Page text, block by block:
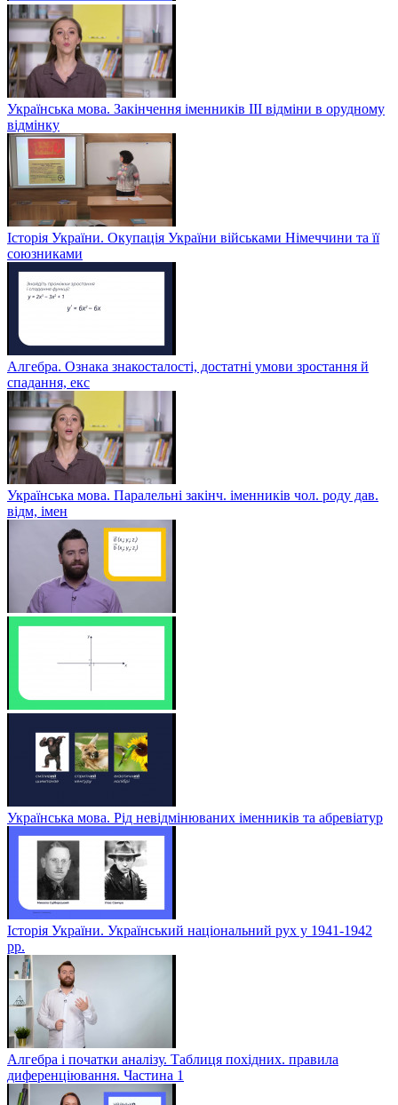
Українська мова. Закінчення іменників ІІІ відміни в орудному
відмінку
Історія України. Окупація України військами Німеччини та її
союзниками
Алгебра. Ознака знакосталості, достатні умови зростання й
спадання, екс
Українська мова. Паралельні закінч. іменників чол. роду дав.
відм, імен
Українська мова. Рід невідмінюваних іменників та абревіатур
Історія України. Український національний рух у 1941-1942
рр.
Алгебра і початки аналізу. Таблиця похідних. правила
диференціювання. Частина 1